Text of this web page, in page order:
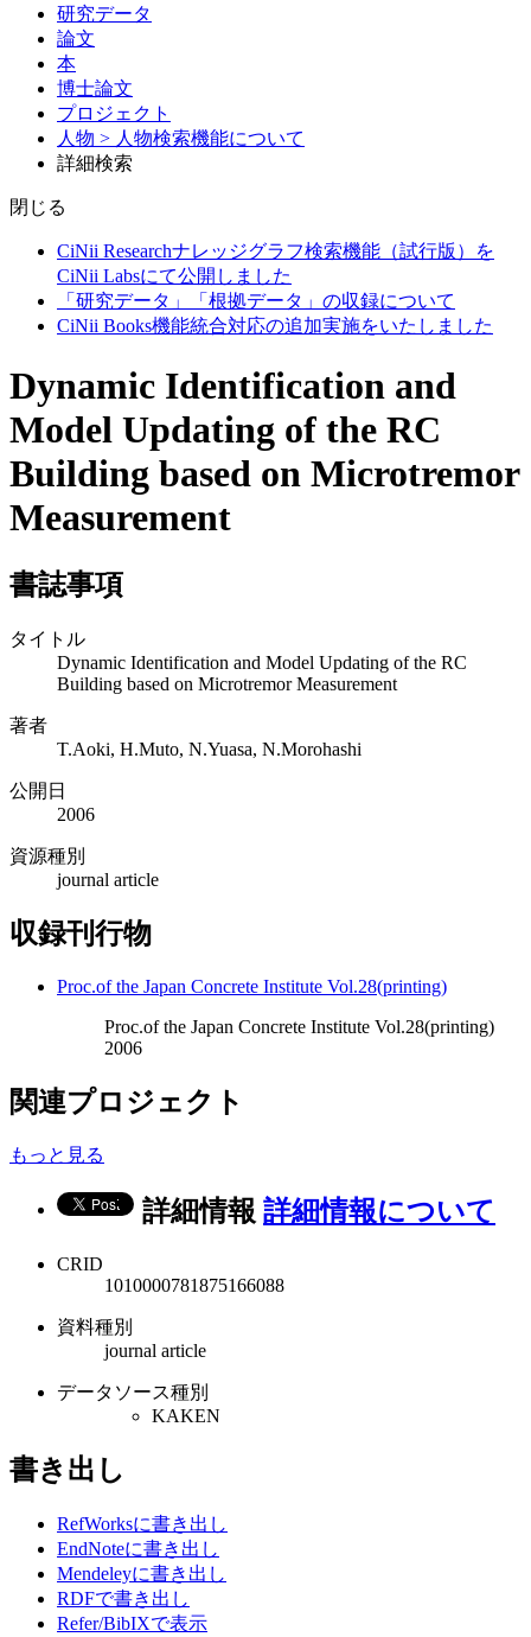
研究データ
論文
本
博士論文
プロジェクト
人物 > 人物検索機能について
詳細検索
閉じる
CiNii Researchナレッジグラフ検索機能（試行版）を
CiNii Labsにて公開しました
「研究データ」「根拠データ」の収録について
CiNii Books機能統合対応の追加実施をいたしました
Dynamic Identification and
Model Updating of the RC
Building based on Microtremor
Measurement
書誌事項
タイトル
Dynamic Identification and Model Updating of the RC
Building based on Microtremor Measurement
著者
T.Aoki, H.Muto, N.Yuasa, N.Morohashi
公開日
2006
資源種別
journal article
収録刊行物
Proc.of the Japan Concrete Institute Vol.28(printing)
Proc.of the Japan Concrete Institute Vol.28(printing)
2006
関連プロジェクト
もっと見る
詳細情報 詳細情報について
CRID
1010000781875166088
資料種別
journal article
データソース種別
KAKEN
書き出し
RefWorksに書き出し
EndNoteに書き出し
Mendeleyに書き出し
RDFで書き出し
Refer/BibIXで表示